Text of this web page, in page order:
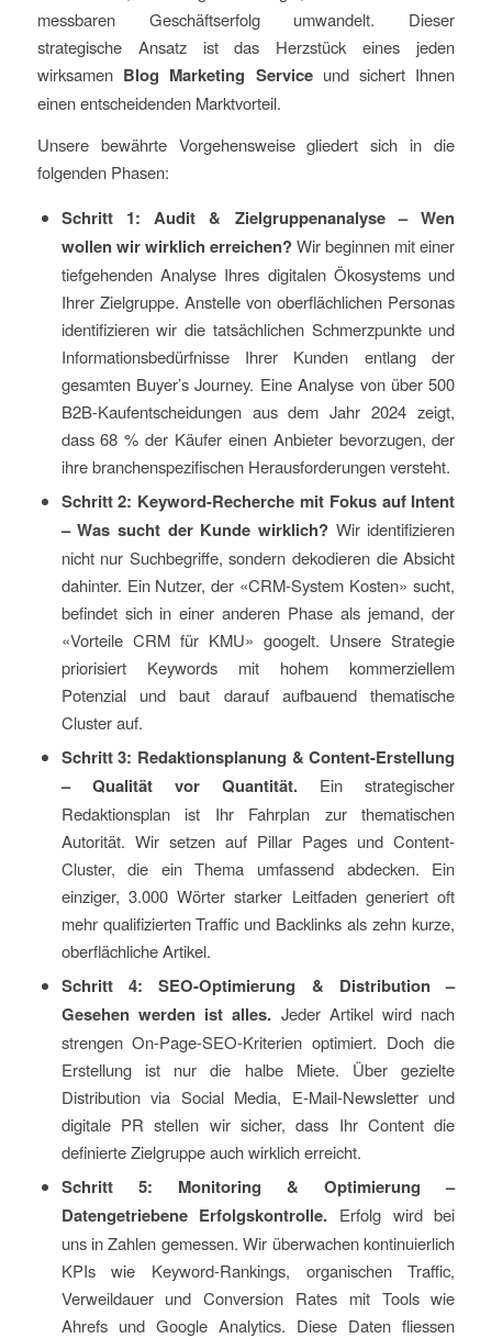
messbaren Geschäftserfolg umwandelt. Dieser
strategische Ansatz ist das Herzstück eines jeden
wirksamen Blog Marketing Serviceund sichert Ihnen
einen entscheidenden Marktvorteil.
Unsere bewährte Vorgehensweise gliedert sich in die
folgenden Phasen:
Schritt 1: Audit & Zielgruppenanalyse – Wen
wollen wir wirklich erreichen?Wir beginnen mit einer
tiefgehenden Analyse Ihres digitalen Ökosystems und
Ihrer Zielgruppe. Anstelle von oberflächlichen Personas
identifizieren wir die tatsächlichen Schmerzpunkte und
Informationsbedürfnisse Ihrer Kunden entlang der
gesamten Buyer’s Journey. Eine Analyse von über 500
B2B-Kaufentscheidungen aus dem Jahr 2024 zeigt,
dass 68 % der Käufer einen Anbieter bevorzugen, der
ihre branchenspezifischen Herausforderungen versteht.
Schritt 2: Keyword-Recherche mit Fokus auf Intent
– Was sucht der Kunde wirklich? Wir identifizieren
nicht nur Suchbegriffe, sondern dekodieren die Absicht
dahinter. Ein Nutzer, der «CRM-System Kosten» sucht,
befindet sich in einer anderen Phase als jemand, der
«Vorteile CRM für KMU» googelt. Unsere Strategie
priorisiert Keywords mit hohem kommerziellem
Potenzial und baut darauf aufbauend thematische
Cluster auf.
Schritt 3: Redaktionsplanung & Content-Erstellung
– Qualität vor Quantität. Ein strategischer
Redaktionsplan ist Ihr Fahrplan zur thematischen
Autorität. Wir setzen auf Pillar Pages und Content-
Cluster, die ein Thema umfassend abdecken. Ein
einziger, 3.000 Wörter starker Leitfaden generiert oft
mehr qualifizierten Traffic und Backlinks als zehn kurze,
oberflächliche Artikel.
Schritt 4: SEO-Optimierung & Distribution –
Gesehen werden ist alles. Jeder Artikel wird nach
strengen On-Page-SEO-Kriterien optimiert. Doch die
Erstellung ist nur die halbe Miete. Über gezielte
Distribution via Social Media, E-Mail-Newsletter und
digitale PR stellen wir sicher, dass Ihr Content die
definierte Zielgruppe auch wirklich erreicht.
Schritt 5: Monitoring & Optimierung –
Datengetriebene Erfolgskontrolle. Erfolg wird bei
uns in Zahlen gemessen. Wir überwachen kontinuierlich
KPIs wie Keyword-Rankings, organischen Traffic,
Verweildauer und Conversion Rates mit Tools wie
Ahrefs und Google Analytics. Diese Daten fliessen